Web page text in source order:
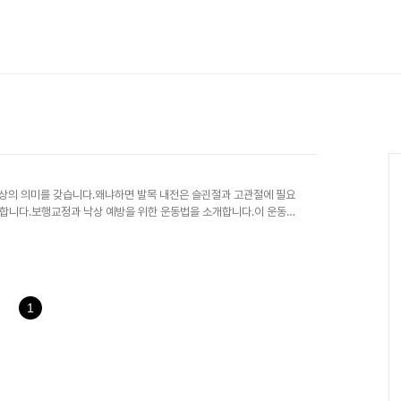
의미를 갖습니다.왜냐하면 발목 내전은 슬괸절과 고관절에 필요
니다.보행교정과 낙상 예방을 위한 운동법을 소개합니다.이 운동은
트레이닝입니다.1) 장단지 근육과 내전근의 근막이완. 운동 소도
1